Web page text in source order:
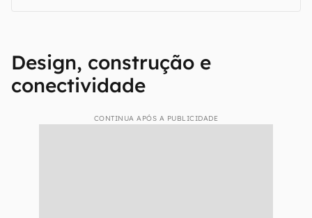
Design, construção e
conectividade
CONTINUA APÓS A PUBLICIDADE